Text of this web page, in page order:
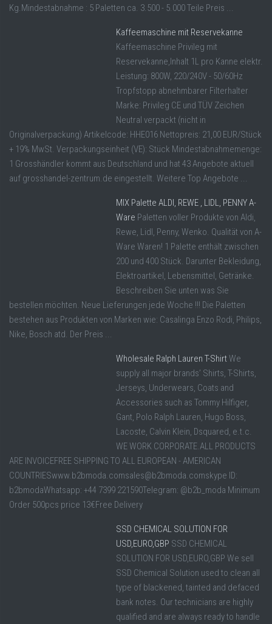
Kg.Mindestabnahme : 5 Paletten ca. 3.500 - 5.000 Teile Preis ...
Kaffeemaschine mit Reservekanne
Kaffeemaschine Privileg mit
Reservekanne,Inhalt 1L pro Kanne elektr.
Leistung: 800W, 220/240V - 50/60Hz
Tropfstopp abnehmbarer Filterhalter
Marke: Privileg CE und TÜV Zeichen
Neutral verpackt (nicht in
Originalverpackung) Artikelcode: HHE016 Nettopreis: 21,00 EUR/Stück
+ 19% MwSt. Verpackungseinheit (VE): Stück Mindestabnahmemenge:
1 Grosshändler kommt aus Deutschland und hat 43 Angebote aktuell
auf grosshandel-zentrum.de eingestellt. Weitere Top Angebote ...
MIX Palette ALDI, REWE , LIDL, PENNY A-
Ware Paletten voller Produkte von Aldi,
Rewe, Lidl, Penny, Wenko. Qualität von A-
Ware Waren! 1 Palette enthält zwischen
200 und 400 Stück. Darunter Bekleidung,
Elektroartikel, Lebensmittel, Getränke.
Beschreiben Sie unten was Sie
bestellen möchten. Neue Lieferungen jede Woche !!! Die Paletten
bestehen aus Produkten von Marken wie: Casalinga Enzo Rodi, Philips,
Nike, Bosch atd. Der Preis ...
Wholesale Ralph Lauren T-ShirtWe
supply all major brands’ Shirts, T-Shirts,
Jerseys, Underwears, Coats and
Accessories such as Tommy Hilfiger,
Gant, Polo Ralph Lauren, Hugo Boss,
Lacoste, Calvin Klein, Dsquared, e.t.c.
WE WORK CORPORATE.ALL PRODUCTS
ARE INVOICEFREE SHIPPING TO ALL EUROPEAN - AMERICAN
COUNTRIESwww.b2bmoda.comsales@b2bmoda.comskype ID:
b2bmodaWhatsapp: +44 7399 221590Telegram: @b2b_moda Minimum
Order 500pcs price 13€Free Delivery
SSD CHEMICAL SOLUTION FOR
USD,EURO,GBP SSD CHEMICAL
SOLUTION FOR USD,EURO,GBP We sell
SSD Chemical Solution used to clean all
type of blackened, tainted and defaced
bank notes. Our technicians are highly
qualified and are always ready to handle